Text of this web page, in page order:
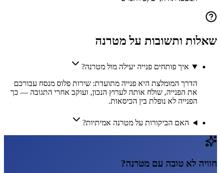
שאלות ותשובות על מטרנה
איך פותחים פנייה יעילה מול מטרנה?
הדרך המומלצת היא פנייה מתועדת: שירות פלוס מנסח עבורכם
את הפנייה, שולח אותה לערוץ הנכון, ועוקב אחרי התגובה — כך
הפנייה לא נופלת בין הכיסאות.
האם הביקורות על מטרנה אמיתיות?
חוויה לא טובה עם מטרנה?